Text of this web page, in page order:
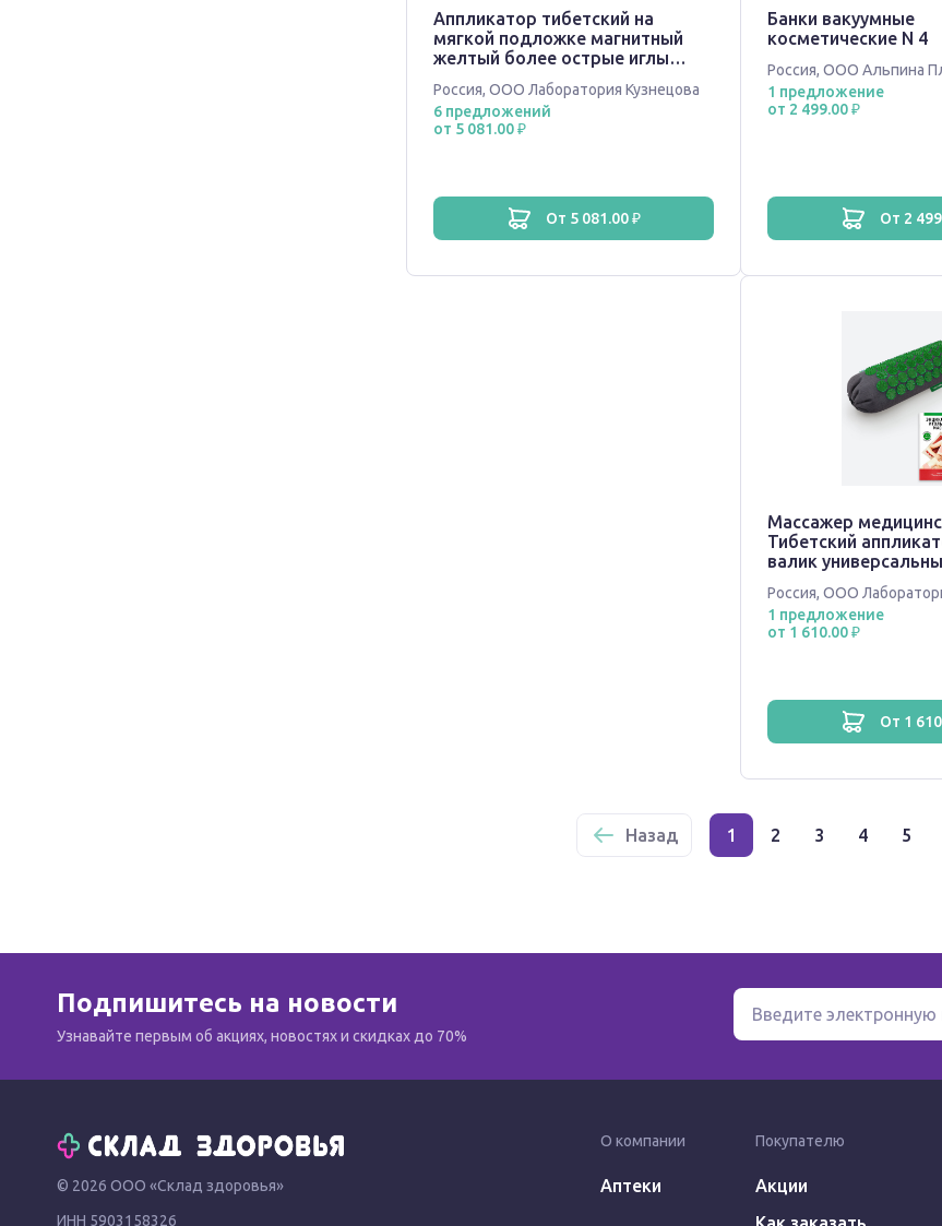
Аппликатор тибетский на
мягкой подложке магнитный
желтый более острые иглы
Россия, ООО Лаборатория Кузнецова
6 предложений
от 5 081.00 ₽
от 5 081.00 ₽
Банки вакуумные
косметические N 4
Россия, ООО Альпина
1 предложение
от 2 499.00 ₽
от 2
Массажер
Тибетский
валик
на черном льне
Россия, ООО
1 предложение
от 1 610.00 ₽
от 1
Назад 1 2 3 4 5
Подпишитесь на новости
Узнавайте первым об акциях, новостях и скидках до 70%
© 2026 ООО «Склад здоровья»
ИНН 5903158326
О компании
Аптеки
Покупателю
Акции